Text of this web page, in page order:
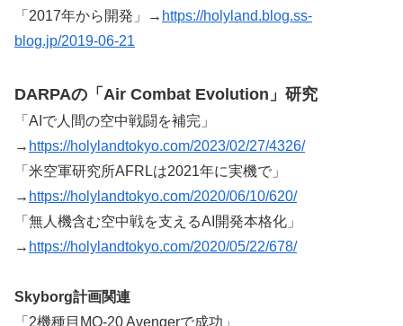
「2017年から開発」→ https://holyland.blog.ss-
blog.jp/2019-06-21
DARPAの「Air Combat Evolution」研究
「AIで人間の空中戦闘を補完」
→ https://holylandtokyo.com/2023/02/27/4326/
「米空軍研究所AFRLは2021年に実機で」
→ https://holylandtokyo.com/2020/06/10/620/
「無人機含む空中戦を支えるAI開発本格化」
→ https://holylandtokyo.com/2020/05/22/678/
Skyborg計画関連
「2機種目MQ-20 Avengerで成功」